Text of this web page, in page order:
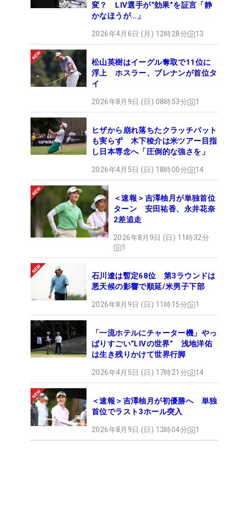
変？ LIV選手が“効果”を証言「静
かなほうが…」
2026年4月6日 (月) 12時28分 13
松山英樹はイーグル奪取で11位に
浮上 ホスラー、ブレナンが首位タ
イ
2026年8月9日 (日) 08時53分 1
ヒザから崩れ落ちたクラッチパット
も実らず 木下稜介は米ツアー目指
し日本専念へ「圧倒的な強さを」
2026年4月5日 (日) 18時00分 14
＜速報＞吉澤柚月が単独首位
ターン 安田祐香、永井花奈
2差追走
2026年8月9日 (日) 11時32分
1
石川遼は暫定68位 第3ラウンドは
悪天候の影響で順延/米男子下部
2026年8月9日 (日) 11時15分 1
「一流ホテルにチャーター機」やっ
ぱりすごい“LIVの世界” 浅地洋佑
は生き残りかけて世界行脚
2026年4月5日 (日) 17時21分 14
＜速報＞吉澤柚月が初優勝へ 単独
首位でラスト3ホール突入
2026年8月9日 (日) 13時04分 1